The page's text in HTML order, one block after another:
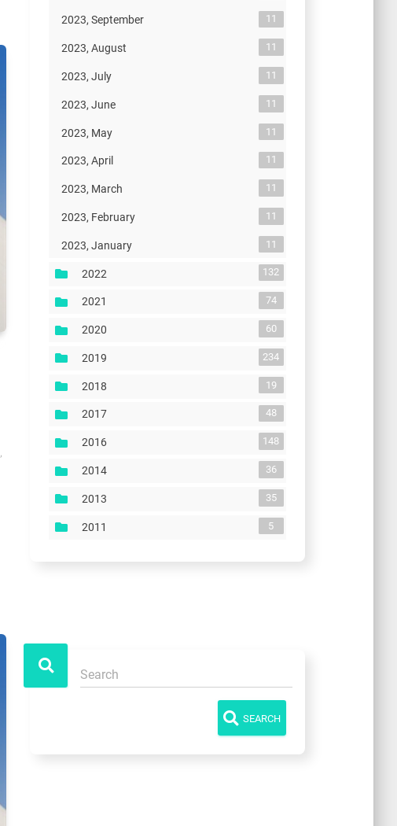
2023, September 11
2023, August 11
2023, July 11
2023, June 11
2023, May 11
2023, April 11
2023, March 11
2023, February 11
2023, January 11
2022 132
2021 74
2020 60
2019 234
2018 19
2017 48
2016 148
2014 36
2013 35
2011 5
SEARCH